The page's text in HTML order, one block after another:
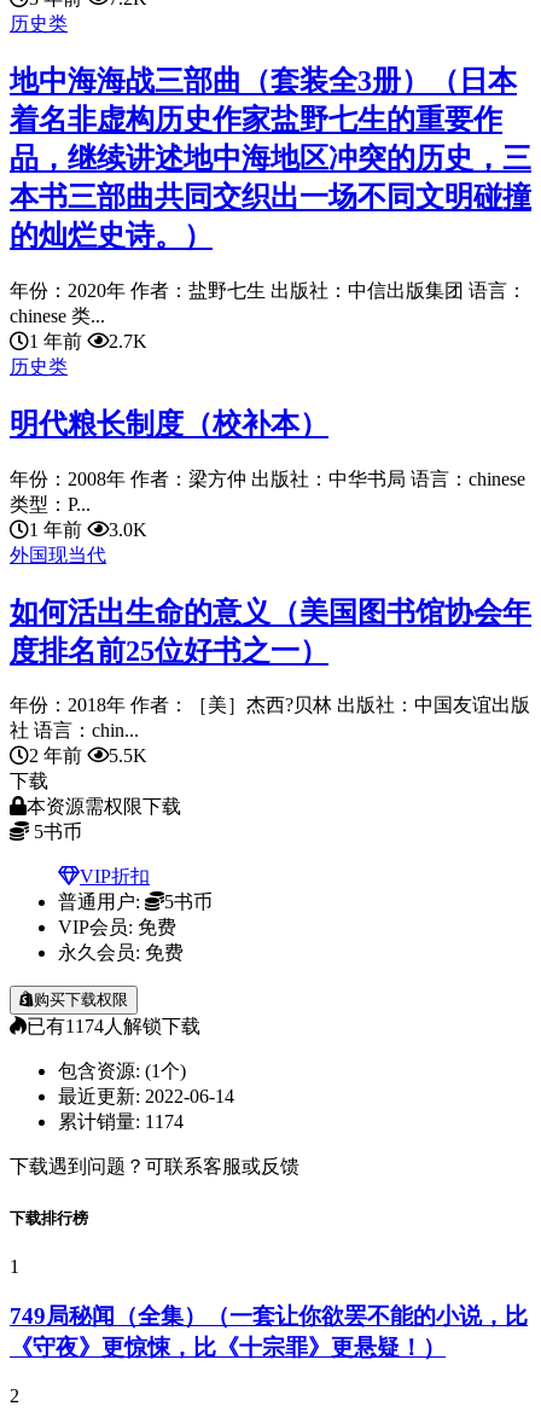
历史类
地中海海战三部曲（套装全3册）（日本
着名非虚构历史作家盐野七生的重要作
品，继续讲述地中海地区冲突的历史，三
本书三部曲共同交织出一场不同文明碰撞
的灿烂史诗。）
年份：2020年 作者：盐野七生 出版社：中信出版集团 语言：
chinese 类...
1 年前
2.7K
历史类
明代粮长制度（校补本）
年份：2008年 作者：梁方仲 出版社：中华书局 语言：chinese
类型：P...
1 年前
3.0K
外国现当代
如何活出生命的意义（美国图书馆协会年
度排名前25位好书之一）
年份：2018年 作者：［美］杰西?贝林 出版社：中国友谊出版
社 语言：chin...
2 年前
5.5K
下载
本资源需权限下载
5书币
VIP折扣
普通用户:
5书币
VIP会员: 免费
永久会员: 免费
购买下载权限
已有1174人解锁下载
包含资源: (1个)
最近更新: 2022-06-14
累计销量: 1174
下载遇到问题？可联系客服或反馈
下载排行榜
1
749局秘闻（全集）（一套让你欲罢不能的小说，比
《守夜》更惊悚，比《十宗罪》更悬疑！）
2